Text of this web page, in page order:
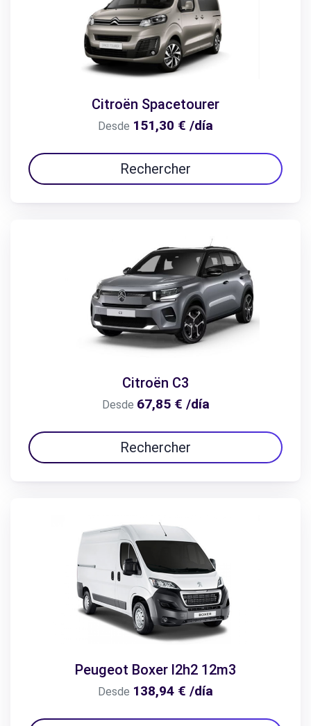
Citroën Spacetourer
Desde 151,30 € /día
Rechercher
Citroën C3
Desde 67,85 € /día
Rechercher
Peugeot Boxer l2h2 12m3
Desde 138,94 € /día